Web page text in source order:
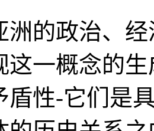
洲的政治、
这一概念的
盾性-它们是